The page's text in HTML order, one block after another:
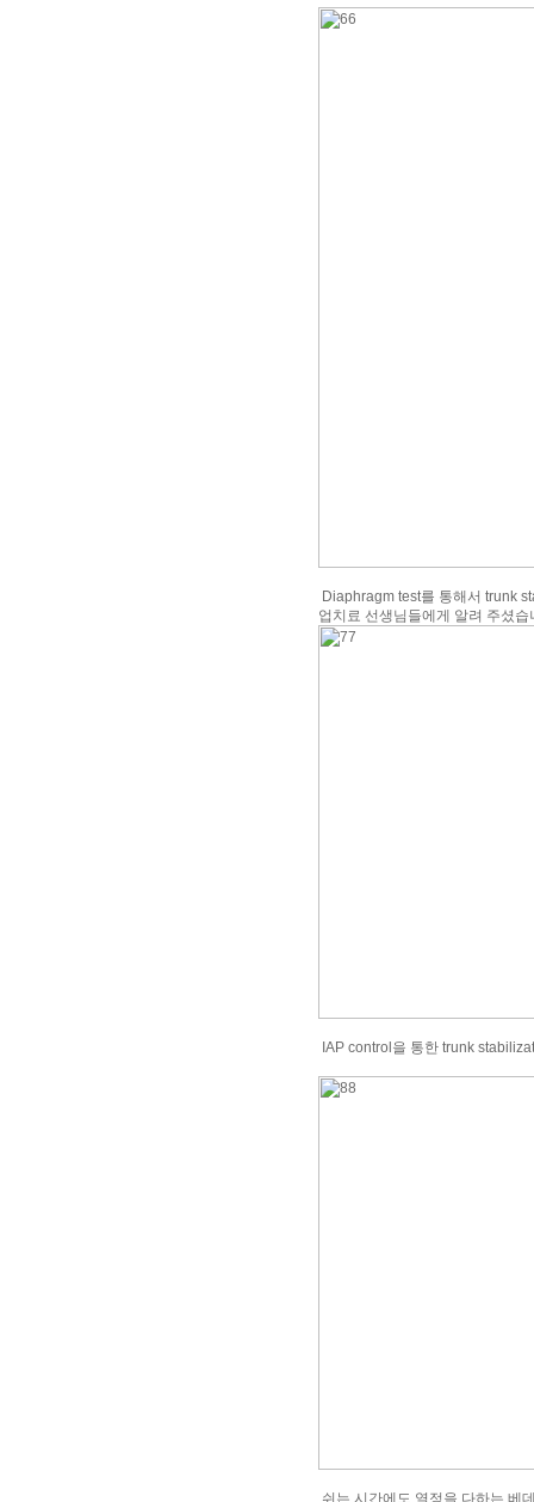
Diaphragm test를 통해서 trunk
업치료 선생님들에게 알려 주셨습
IAP control을 통한 trunk
쉬는 시간에도 열정을 다하는 베